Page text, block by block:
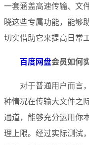
一套涵盖高速传输、文
晓这些专属功能，能够
切实借助它来提高日常
百度网盘会员如何
对于普通用户而言
种情况在传输大文件之
通道，能够充分运用你
理上限。经过实际测试